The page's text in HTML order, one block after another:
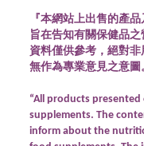
『本網站上出售的產
旨在告知有關保健品
資料僅供參考，絕對
無作為專業意見之意圖
“All products
supplements. The
inform about the